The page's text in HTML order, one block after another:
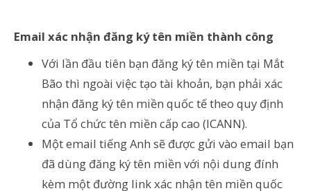
Email xác nhận đăng ký tên miền thành công
Với lần đầu tiên bạn đăng ký tên miền tại Mắt
Bão thì ngoài việc tạo tài khoản, bạn phải xác
nhận đăng ký tên miền quốc tế theo quy định
của Tổ chức tên miền cấp cao (ICANN).
Một email tiếng Anh sẽ được gửi vào email bạn
đã dùng đăng ký tên miền với nội dung đính
kèm một đường link xác nhận tên miền quốc